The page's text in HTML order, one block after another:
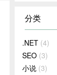
分类
.NET (4)
SEO (3)
小说 (3)